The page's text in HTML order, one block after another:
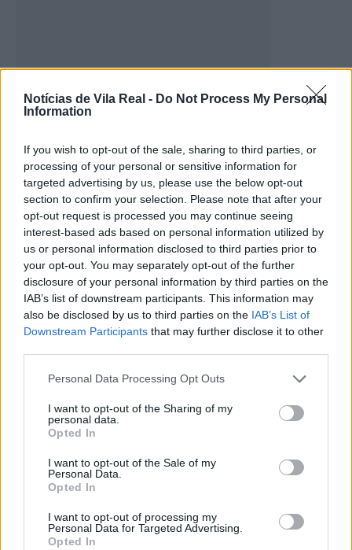
Notícias de Vila Real - Do Not Process My Personal
Information
If you wish to opt-out of the sale, sharing to third parties, or
processing of your personal or sensitive information for
targeted advertising by us, please use the below opt-out
section to confirm your selection. Please note that after your
opt-out request is processed you may continue seeing
interest-based ads based on personal information utilized by
us or personal information disclosed to third parties prior to
your opt-out. You may separately opt-out of the further
disclosure of your personal information by third parties on the
IAB’s list of downstream participants. This information may
also be disclosed by us to third parties on the IAB’s List of
Downstream Participants that may further disclose it to other
Personal Data Processing Opt Outs
I want to opt-out of the Sharing of my
personal data.
Opted In
I want to opt-out of the Sale of my
Personal Data.
Opted In
I want to opt-out of processing my
Personal Data for Targeted Advertising.
Opted In
volta a unir a comunidade...
15 de Dezembro, 2025
Últimas
CCDR NORTE destaca plano para
reforçar competitividade e
sustentabilidade da Região...
8 de Agosto, 2026
Município de Sabrosa apoia juntas